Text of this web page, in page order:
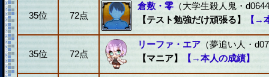
35位 72点
倉敷・零 （大学生殺人鬼・
【テスト勉強だけ頑張る】
【→
35位 72点
リーファ・エア （夢追い人・
【マニア】
【→本人の成績】